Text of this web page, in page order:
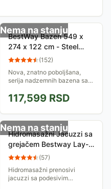
Nema na stanju
BestWay Bazen 549 x
274 x 122 cm - Steel
Pro™ Frame Amazonas
(152)
Nova, znatno poboljšana,
serija nadzemnih bazena sa
Dužina 549 cm, dubina 122
cm, širine 274 cm u kompletu
sa filterskom...
117,599 RSD
Nema na stanju
Hidromasažni Jacuzzi sa
grejačem Bestway Lay-
Z-Spa Palm Springs
(57)
Hidromasažni prenosivi
jacuzzi sa podesivim